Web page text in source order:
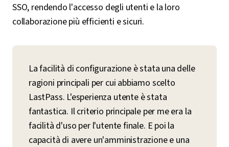
SSO, rendendo l'accesso degli utenti e la loro
collaborazione più efficienti e sicuri.
La facilità di configurazione è stata una delle
ragioni principali per cui abbiamo scelto
LastPass. L'esperienza utente è stata
fantastica. Il criterio principale per me era la
facilità d'uso per l'utente finale. E poi la
capacità di avere un'amministrazione e una